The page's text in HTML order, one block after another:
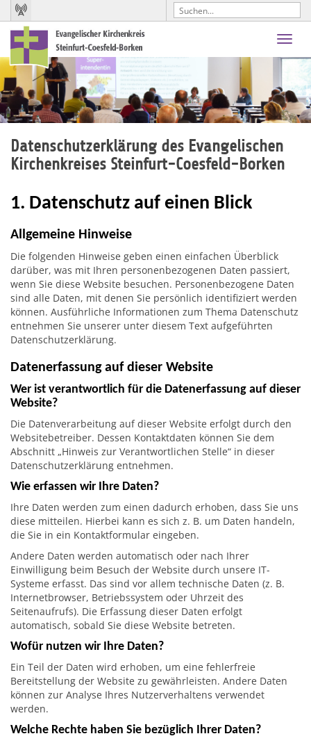
Datenschutzerklärung des Evangelischen
Kirchenkreises Steinfurt-Coesfeld-Borken
1. Datenschutz auf einen Blick
Allgemeine Hinweise
Die folgenden Hinweise geben einen einfachen Überblick
darüber, was mit Ihren personenbezogenen Daten passiert,
wenn Sie diese Website besuchen. Personenbezogene Daten
sind alle Daten, mit denen Sie persönlich identifiziert werden
können. Ausführliche Informationen zum Thema Datenschutz
entnehmen Sie unserer unter diesem Text aufgeführten
Datenschutzerklärung.
Datenerfassung auf dieser Website
Wer ist verantwortlich für die Datenerfassung auf dieser
Website?
Die Datenverarbeitung auf dieser Website erfolgt durch den
Websitebetreiber. Dessen Kontaktdaten können Sie dem
Abschnitt „Hinweis zur Verantwortlichen Stelle“ in dieser
Datenschutzerklärung entnehmen.
Wie erfassen wir Ihre Daten?
Ihre Daten werden zum einen dadurch erhoben, dass Sie uns
diese mitteilen. Hierbei kann es sich z. B. um Daten handeln,
die Sie in ein Kontaktformular eingeben.
Andere Daten werden automatisch oder nach Ihrer
Einwilligung beim Besuch der Website durch unsere IT-
Systeme erfasst. Das sind vor allem technische Daten (z. B.
Internetbrowser, Betriebssystem oder Uhrzeit des
Seitenaufrufs). Die Erfassung dieser Daten erfolgt
automatisch, sobald Sie diese Website betreten.
Wofür nutzen wir Ihre Daten?
Ein Teil der Daten wird erhoben, um eine fehlerfreie
Bereitstellung der Website zu gewährleisten. Andere Daten
können zur Analyse Ihres Nutzerverhaltens verwendet
werden.
Welche Rechte haben Sie bezüglich Ihrer Daten?